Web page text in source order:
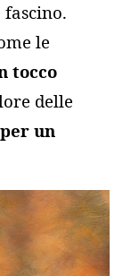
le
tocco
delle
un